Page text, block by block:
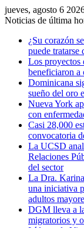
jueves, agosto 6
Noticias de última
¿Su corazón
puede tratarse
Los proyectos
beneficiaron a
Dominicana
sueño del oro
Nueva York
con
Casi 28,000
convocatoria
La UCSD
Relaciones
del sector
La Dra.
una iniciativa
adultos
DGM lleva a
migratorios y